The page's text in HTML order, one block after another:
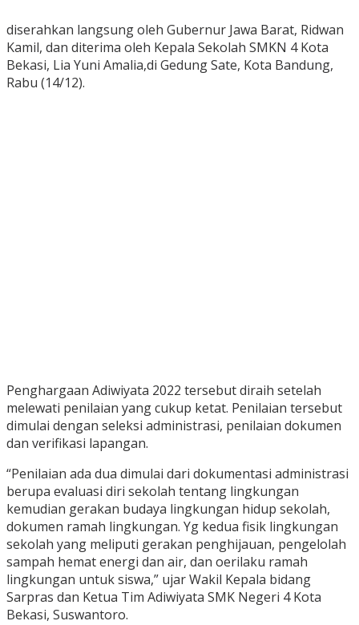
diserahkan langsung oleh Gubernur Jawa Barat, Ridwan
Kamil, dan diterima oleh Kepala Sekolah SMKN 4 Kota
Bekasi, Lia Yuni Amalia,di Gedung Sate, Kota Bandung,
Rabu (14/12).
Penghargaan Adiwiyata 2022 tersebut diraih setelah
melewati penilaian yang cukup ketat. Penilaian tersebut
dimulai dengan seleksi administrasi, penilaian dokumen
dan verifikasi lapangan.
“Penilaian ada dua dimulai dari dokumentasi administrasi
berupa evaluasi diri sekolah tentang lingkungan
kemudian gerakan budaya lingkungan hidup sekolah,
dokumen ramah lingkungan. Yg kedua fisik lingkungan
sekolah yang meliputi gerakan penghijauan, pengelolah
sampah hemat energi dan air, dan oerilaku ramah
lingkungan untuk siswa,” ujar Wakil Kepala bidang
Sarpras dan Ketua Tim Adiwiyata SMK Negeri 4 Kota
Bekasi, Suswantoro.